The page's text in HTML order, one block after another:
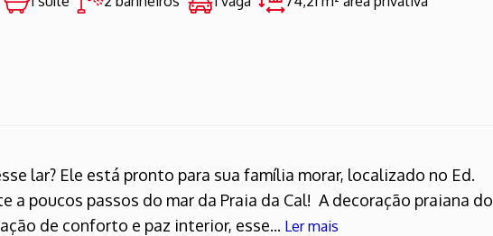
lar? Ele está pronto para sua família morar, localizado no Ed.
a poucos passos do mar da Praia da Cal! A decoração praiana do
de conforto e paz interior, esse... Ler mais